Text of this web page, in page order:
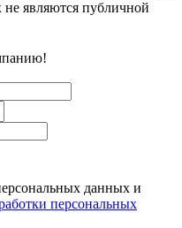
не являются публичной
данных и
персональных